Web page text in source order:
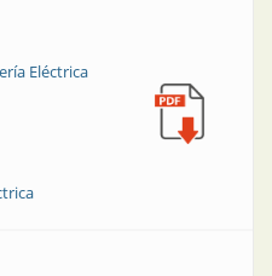
Eléctrica
Instaladores | En Córdoba se